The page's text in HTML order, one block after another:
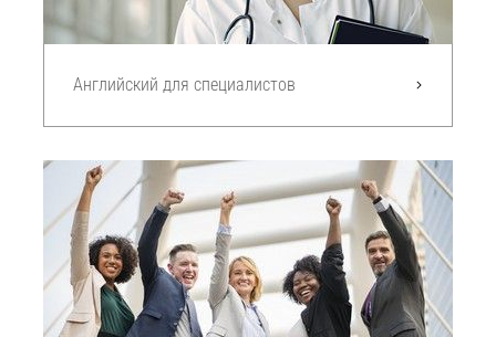
Английский для специалистов